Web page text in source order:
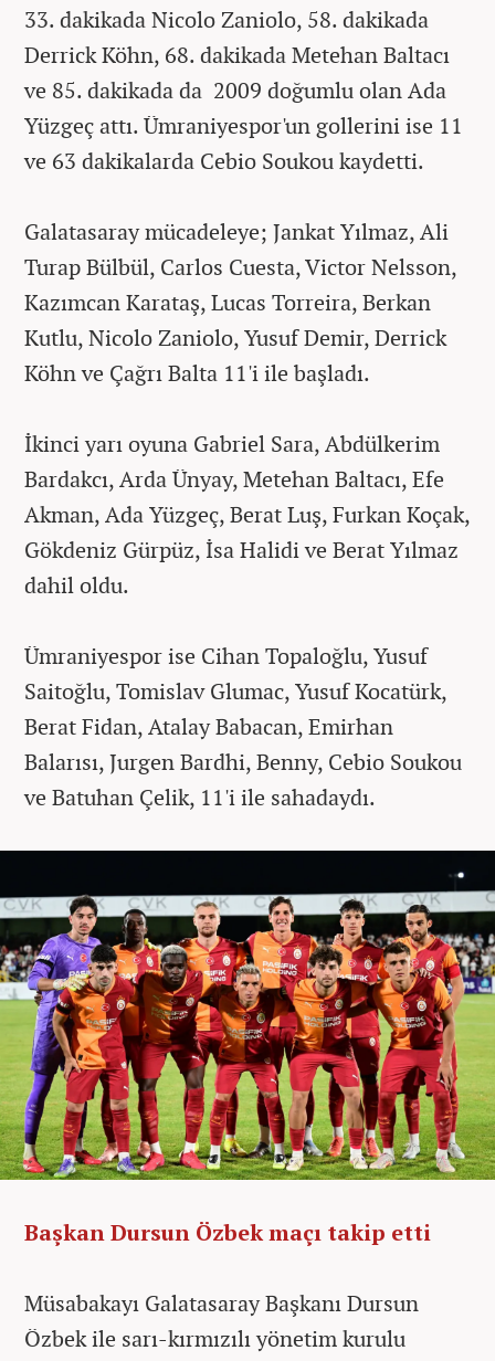
33. dakikada Nicolo Zaniolo, 58. dakikada
Derrick Köhn, 68. dakikada Metehan Baltacı
ve 85. dakikada da 2009 doğumlu olan Ada
Yüzgeç attı. Ümraniyespor'un gollerini ise 11
ve 63 dakikalarda Cebio Soukou kaydetti.
Galatasaray mücadeleye; Jankat Yılmaz, Ali
Turap Bülbül, Carlos Cuesta, Victor Nelsson,
Kazımcan Karataş, Lucas Torreira, Berkan
Kutlu, Nicolo Zaniolo, Yusuf Demir, Derrick
Köhn ve Çağrı Balta 11'i ile başladı.
İkinci yarı oyuna Gabriel Sara, Abdülkerim
Bardakcı, Arda Ünyay, Metehan Baltacı, Efe
Akman, Ada Yüzgeç, Berat Luş, Furkan Koçak,
Gökdeniz Gürpüz, İsa Halidi ve Berat Yılmaz
dahil oldu.
Ümraniyespor ise Cihan Topaloğlu, Yusuf
Saitoğlu, Tomislav Glumac, Yusuf Kocatürk,
Berat Fidan, Atalay Babacan, Emirhan
Balarısı, Jurgen Bardhi, Benny, Cebio Soukou
ve Batuhan Çelik, 11'i ile sahadaydı.
Başkan Dursun Özbek maçı takip etti
Müsabakayı Galatasaray Başkanı Dursun
Özbek ile sarı-kırmızılı yönetim kurulu